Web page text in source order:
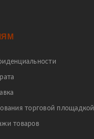
торговой площадкой
товаров